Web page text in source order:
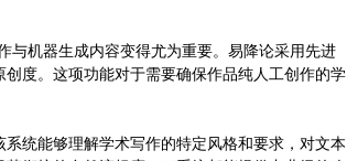
与机器生成内容变得尤为重要。易降论采用先进
度。这项功能对于需要确保作品纯人工创作的学
统能够理解学术写作的特定风格和要求，对文本